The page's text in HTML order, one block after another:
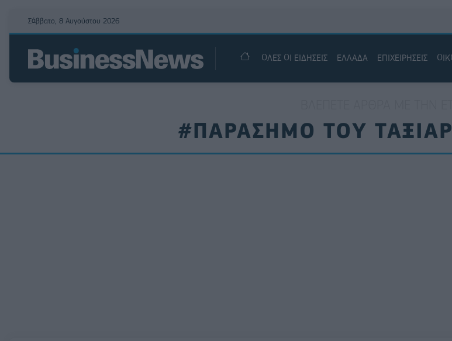
Σάββατο, 8 Αυγούστου 2026
ΟΛΕΣ ΟΙ ΕΙΔΗΣΕΙΣ ΕΛΛΑΔΑ ΕΠΙΧΕΙΡΗΣΕΙΣ
#ΠΑΡΑΣΗΜΟ ΤΟΥ